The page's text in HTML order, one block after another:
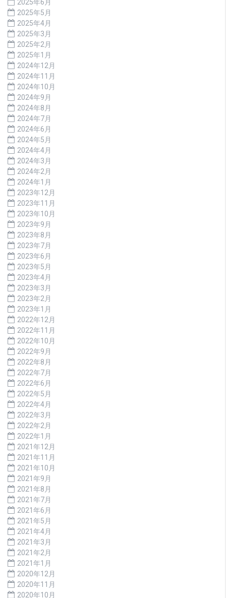
2025年6月
2025年5月
2025年4月
2025年3月
2025年2月
2025年1月
2024年12月
2024年11月
2024年10月
2024年9月
2024年8月
2024年7月
2024年6月
2024年5月
2024年4月
2024年3月
2024年2月
2024年1月
2023年12月
2023年11月
2023年10月
2023年9月
2023年8月
2023年7月
2023年6月
2023年5月
2023年4月
2023年3月
2023年2月
2023年1月
2022年12月
2022年11月
2022年10月
2022年9月
2022年8月
2022年7月
2022年6月
2022年5月
2022年4月
2022年3月
2022年2月
2022年1月
2021年12月
2021年11月
2021年10月
2021年9月
2021年8月
2021年7月
2021年6月
2021年5月
2021年4月
2021年3月
2021年2月
2021年1月
2020年12月
2020年11月
2020年10月